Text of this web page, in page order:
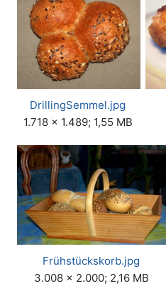
DrillingSemmel.jpg
1.718 × 1.489; 1,55 MB
Frühstückskorb.jpg
3.008 × 2.000; 2,16 MB